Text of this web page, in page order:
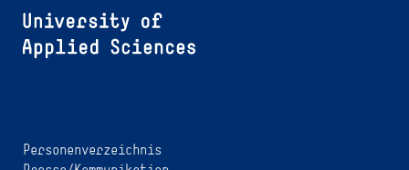
Personenverzeichnis